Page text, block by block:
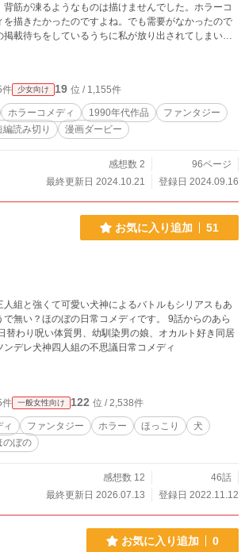
背筋が凍るようなものは描けませんでした。ホラーコ
を描きたかったのですよね。でも需要がなかったので
掲載待ちをしているうちに私が放り出されてしまいま
ら「小中学生」と決められ、没ネームも山ほど出まし
番自分が元気がよかった頃の作品群です。スキャン次
プしていきます。いつも担当さんに怒られけなされて
で、よかったらご感想お願いします。自分で自分の作
いか悪いかの判断もできなくなっちゃったんですよ
件 少女向け 19 位 / 1,155件
ホラーコメディ 1990年代作品
ファンタジー
編読み切り 漫画ダービー
感想数 2
96ページ
最終更新日 2024.10.21
登録日 2024.09.16
お気に入り追加 51
人組と強くて可愛い犬神によるバトルもシリアスもあ
無い？ほのぼの日常コメディです。 9話からのあら
替わり呪い体質男、幼馴染男の娘、オカルト好き同居
ンデレ犬神四人組の不思議日常コメディ
件 一般女性向け 122 位 / 2,538件
ィ ファンタジー ホラー ほっこり
犬
のぼの
感想数 12
46話
最終更新日 2026.07.13
登録日 2022.11.12
お気に入り追加 0